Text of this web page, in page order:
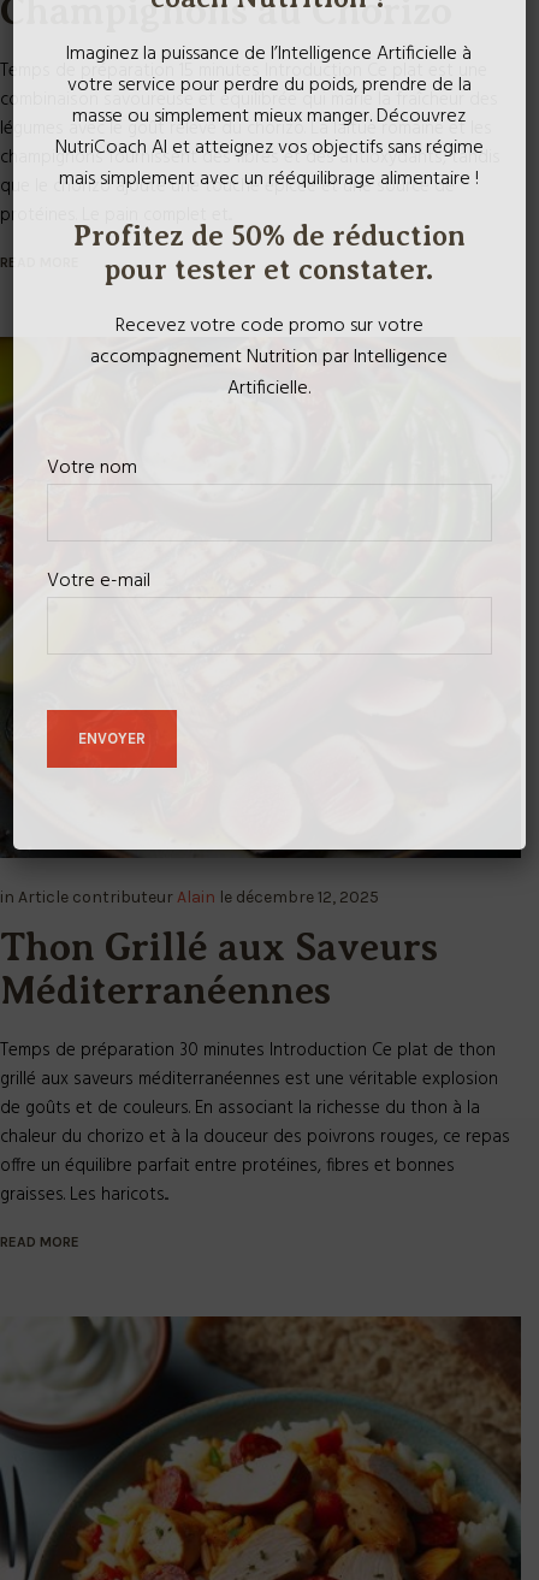
Temps de préparation 15 minutes Introduction Ce plat est une
combinaison savoureuse et équilibrée qui marie la fraîcheur des
légumes avec le goût relevé du chorizo. La laitue romaine et les
champignons fournissent des fibres et des antioxydants, tandis
que le chorizo ajoute une touche épicée et une source de
protéines. Le pain complet et...
in
Thon Grillé aux Saveurs
Méditerranéennes
Temps de préparation 30 minutes Introduction Ce plat de thon
de goûts et de couleurs. En associant la richesse du thon à la
chaleur du chorizo et à la douceur des poivrons rouges, ce repas
offre un équilibre parfait entre protéines, fibres et bonnes
graisses. Les haricots...
READ MORE
Imaginez la puissance de l’Intelligence Artificielle à
votre service pour perdre du poids, prendre de la
masse ou simplement mieux manger. Découvrez
NutriCoach AI et atteignez vos objectifs sans régime
mais simplement avec un rééquilibrage alimentaire !
Profitez de 50% de réduction
pour tester et constater.
Recevez votre code promo sur votre
accompagnement Nutrition par Intelligence
Artificielle.
Votre nom
Votre e-mail